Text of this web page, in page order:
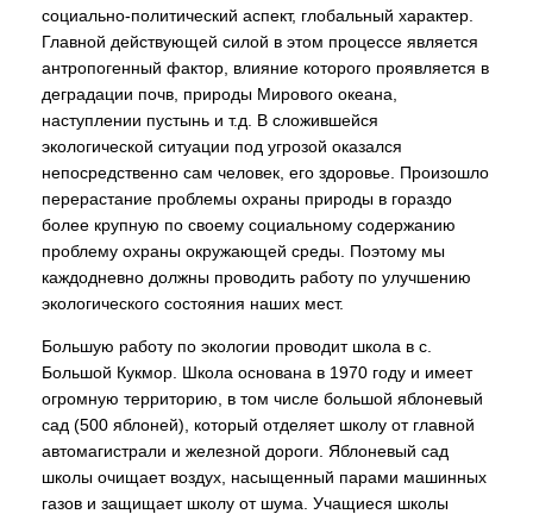
социально-политический аспект, глобальный характер.
Главной действующей силой в этом процессе является
антропогенный фактор, влияние которого проявляется в
деградации почв, природы Мирового океана,
наступлении пустынь и т.д. В сложившейся
экологической ситуации под угрозой оказался
непосредственно сам человек, его здоровье. Произошло
перерастание проблемы охраны природы в гораздо
более крупную по своему социальному содержанию
проблему охраны окружающей среды. Поэтому мы
каждодневно должны проводить работу по улучшению
экологического состояния наших мест.
Большую работу по экологии проводит школа в с.
Большой Кукмор. Школа основана в 1970 году и имеет
огромную территорию, в том числе большой яблоневый
сад (500 яблоней), который отделяет школу от главной
автомагистрали и железной дороги. Яблоневый сад
школы очищает воздух, насыщенный парами машинных
газов и защищает школу от шума. Учащиеся школы